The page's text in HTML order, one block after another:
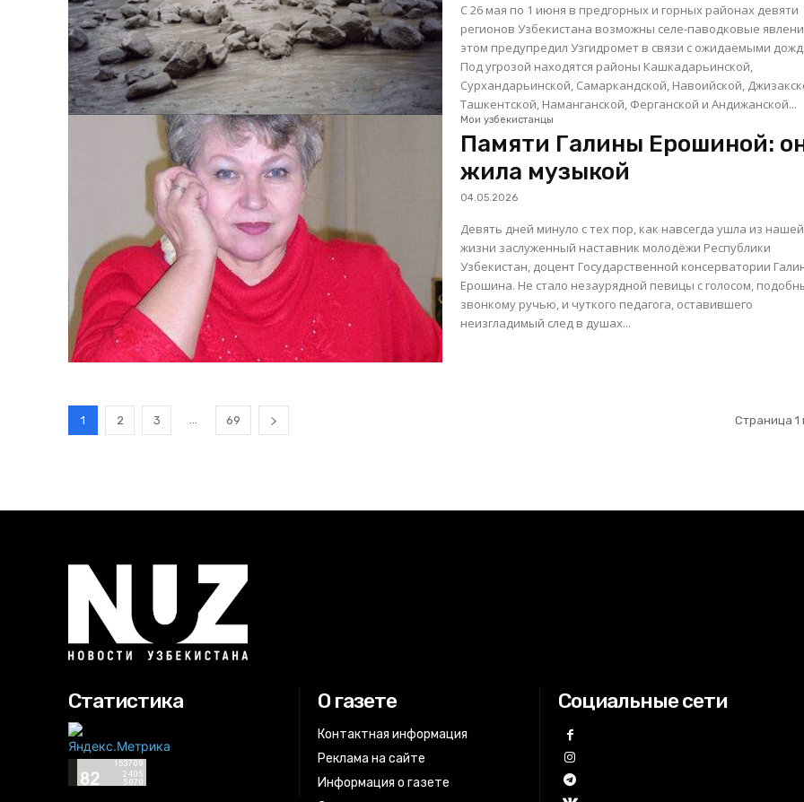
С 26 мая по 1 июня в предгорных и горных районах девяти
регионов Узбекистана возможны селе-паводковые
этом предупредил Узгидромет в связи с ожидаемыми
Под угрозой находятся районы Кашкадарьинской,
Сурхандарьинской, Самаркандской, Навоийской,
Ташкентской, Наманганской, Ферганской и Андижанской...
Мои узбекистанцы
Памяти Галины Ерошиной:
жила музыкой
04.05.2026
Девять дней минуло с тех пор, как навсегда ушла из нашей
жизни заслуженный наставник молодёжи Республики
Узбекистан, доцент Государственной консерватории
Ерошина. Не стало незаурядной певицы с голосом,
звонкому ручью, и чуткого педагога, оставившего
неизгладимый след в душах...
1 2 3 69 Страница 1
Статистика О газете
Контактная информация
Реклама на сайте
Информация о газете
Социальные сети